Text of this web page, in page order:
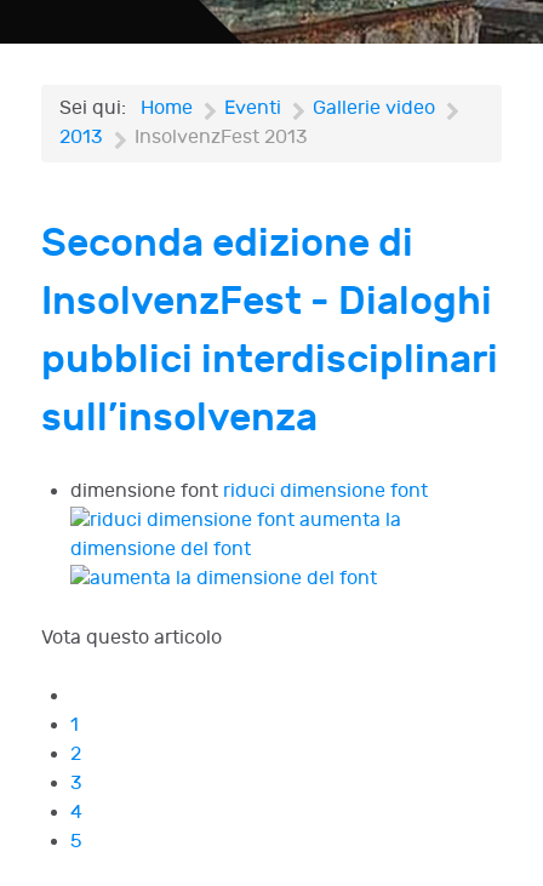
Sei qui: Home Eventi
Gallerie video
2013
InsolvenzFest 2013
Seconda edizione di
InsolvenzFest - Dialoghi
pubblici interdisciplinari
sull’insolvenza
dimensione font riduci dimensione font
aumenta la
dimensione del font
Vota questo articolo
1
2
3
4
5